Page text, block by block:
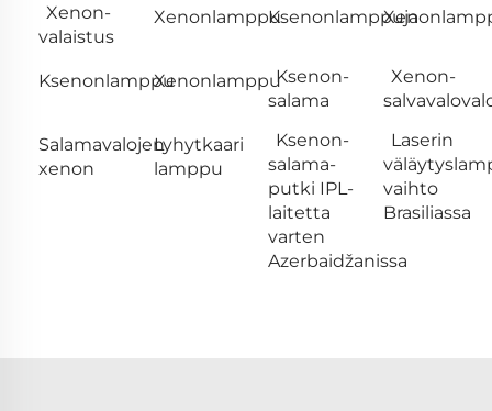
Xenon-
valaistus
XenonlamppuKsenonlamppuja
KsenonlamppuXenonlamppuKsenon-
salama
Xenon-
Salamavalojen
xenon
Lyhytkaari
lamppu
Ksenon-
salama-
putki IPL-
laitetta
varten
Azerbaidžanissa
Laserin
vaihto
Brasiliassa